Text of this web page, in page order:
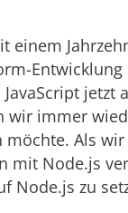
einem
jetzt
wir immer
Als
mit Node.js
Node.js zu